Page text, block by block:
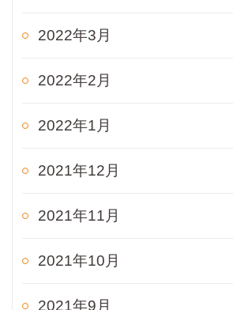
2022年3月
2022年2月
2022年1月
2021年12月
2021年11月
2021年10月
2021年9月